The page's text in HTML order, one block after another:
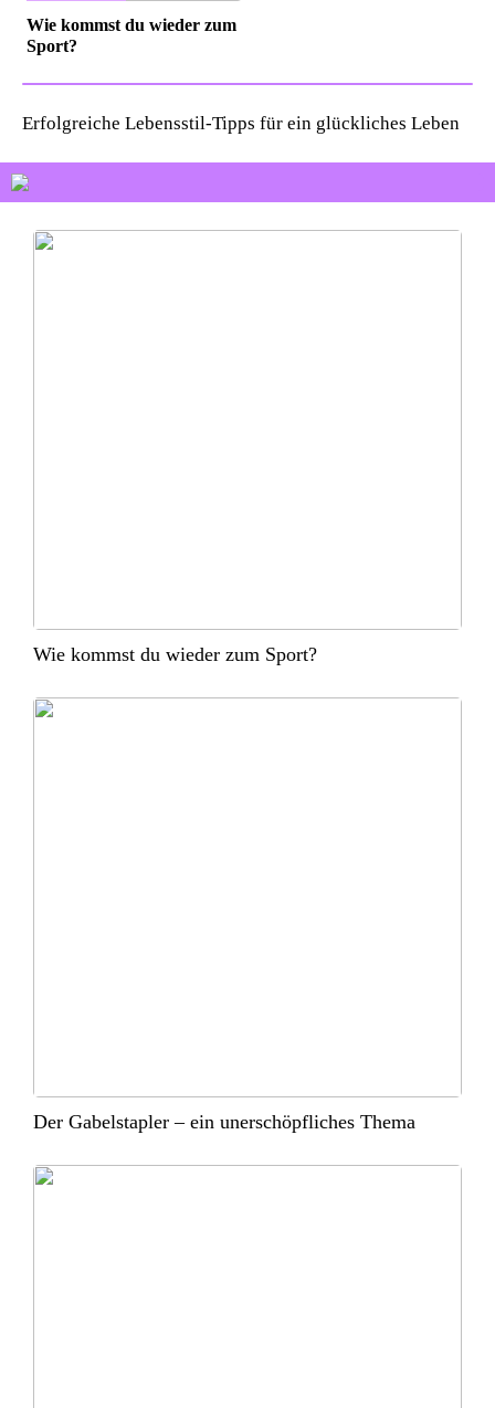
Wie kommst du wieder zum
Sport?
Erfolgreiche Lebensstil-Tipps für ein glückliches Leben
Wie kommst du wieder zum Sport?
Der Gabelstapler – ein unerschöpfliches Thema